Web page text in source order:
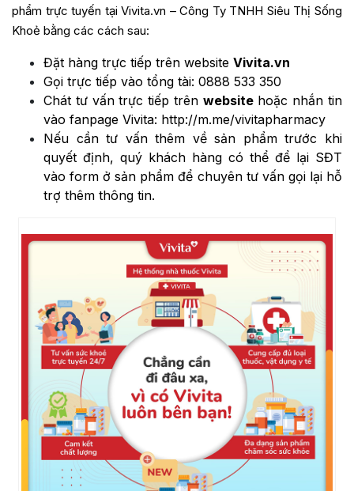
phẩm trực tuyến tại Vivita.vn – Công Ty TNHH Siêu Thị Sống
Khoẻ bằng các cách sau:
Đặt hàng trực tiếp trên website Vivita.vn
Gọi trực tiếp vào tổng tài: 0888 533 350
Chát tư vấn trực tiếp trên websitehoặc nhắn tin
vào fanpage Vivita: http://m.me/vivitapharmacy
Nếu cần tư vấn thêm về sản phẩm trước khi
quyết định, quý khách hàng có thể để lại SĐT
vào form ở sản phẩm để chuyên tư vấn gọi lại hỗ
trợ thêm thông tin.